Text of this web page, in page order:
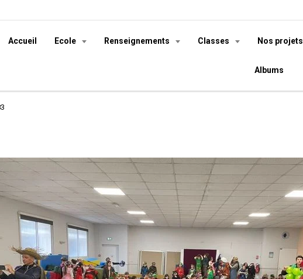
Accueil Ecole Renseignements Classes Nos projets
Albums